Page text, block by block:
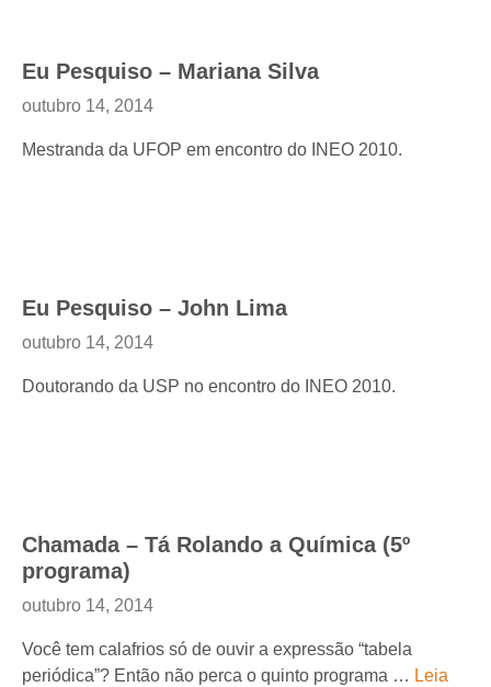
Eu Pesquiso – Mariana Silva
outubro 14, 2014
Mestranda da UFOP em encontro do INEO 2010.
Eu Pesquiso – John Lima
outubro 14, 2014
Doutorando da USP no encontro do INEO 2010.
Chamada – Tá Rolando a Química (5º
programa)
outubro 14, 2014
Você tem calafrios só de ouvir a expressão “tabela
periódica”? Então não perca o quinto programa … Leia